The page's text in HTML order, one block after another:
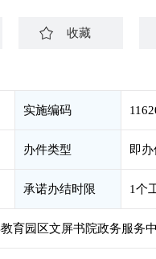
收藏
实施编码
办件类型 即
承诺办结时限 1个
育园区文屏书院政务服务